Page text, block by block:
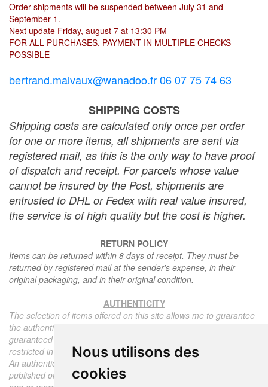
Nous utilisons des
cookies
Order shipments will be suspended between July 31 and
September 1.
Next update Friday, august 7 at 13:30 PM
FOR ALL PURCHASES, PAYMENT IN MULTIPLE CHECKS
POSSIBLE
bertrand.malvaux@wanadoo.fr 06 07 75 74 63
SHIPPING COSTS
Shipping costs are calculated only once per order
for one or more items, all shipments are sent via
registered mail, as this is the only way to have proof
of dispatch and receipt. For parcels whose value
cannot be insured by the Post, shipments are
entrusted to DHL or Fedex with real value insured,
the service is of high quality but the cost is higher.
RETURN POLICY
Items can be returned within 8 days of receipt. They must be
returned by registered mail at the sender's expense, in their
original packaging, and in their original condition.
AUTHENTICITY
The selection of items offered on this site allows me to guarantee
the authenticity of each piece described here, all items offered are
guaranteed to be period and authentic, unless otherwise noted or
restricted in the description.
An authenticity certificate of the item including the description
published on the site, the period, the sale price, accompanied by